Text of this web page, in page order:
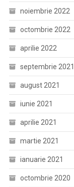
noiembrie 2022
octombrie 2022
aprilie 2022
septembrie 2021
august 2021
iunie 2021
aprilie 2021
martie 2021
ianuarie 2021
octombrie 2020